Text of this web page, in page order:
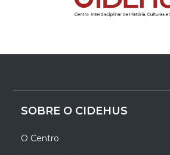
SOBRE O CIDEHUS
O Centro